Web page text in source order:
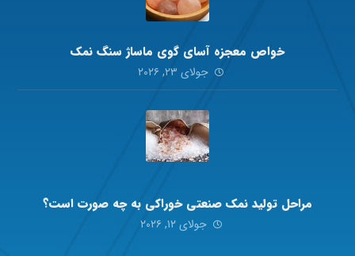
خواص معجزه آسای گوی ماساژ سنگ نمک
جولای ۲۳, ۲۰۲۶
مراحل تولید نمک صنعتی خوراکی به چه صورت است؟
جولای ۱۲, ۲۰۲۶